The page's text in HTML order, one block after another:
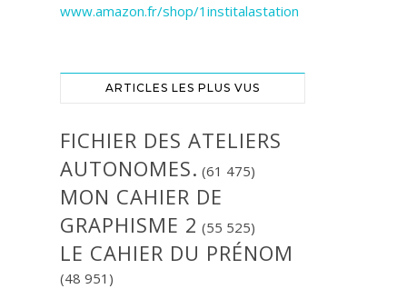
www.amazon.fr/shop/1institalastation
ARTICLES LES PLUS VUS
FICHIER DES ATELIERS
AUTONOMES. (61 475)
MON CAHIER DE
GRAPHISME 2 (55 525)
LE CAHIER DU PRÉNOM
(48 951)